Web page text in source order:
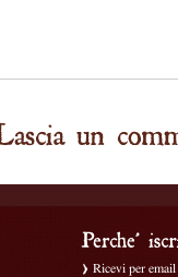
Ricevi per